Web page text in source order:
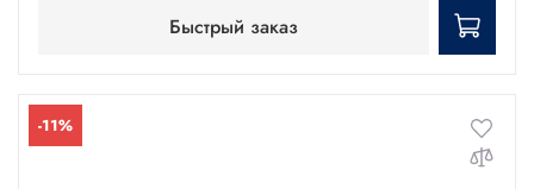
Быстрый заказ
-11%